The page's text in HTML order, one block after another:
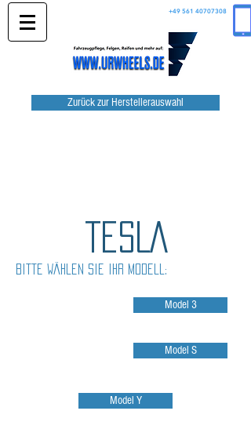
+49 561 40707308
Zurück zur Herstellerauswahl
tESLA
Bitte wählen Sie Ihr Modell:
Model 3
Model S
Model Y